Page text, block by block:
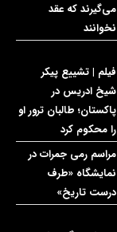
می‌گیرند که عقد
نخوانند
فیلم | تشییع پیکر
شیخ ادریس در
پاکستان؛ طالبان ترور او
را محکوم کرد
مراسم رمی جمرات در
نمایشگاه «طرف
درست تاریخ»